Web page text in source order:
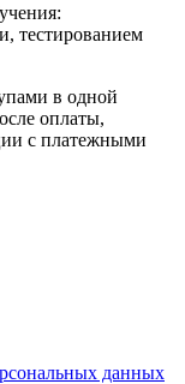
тестированием
в одной
оплаты,
с платежными
данных